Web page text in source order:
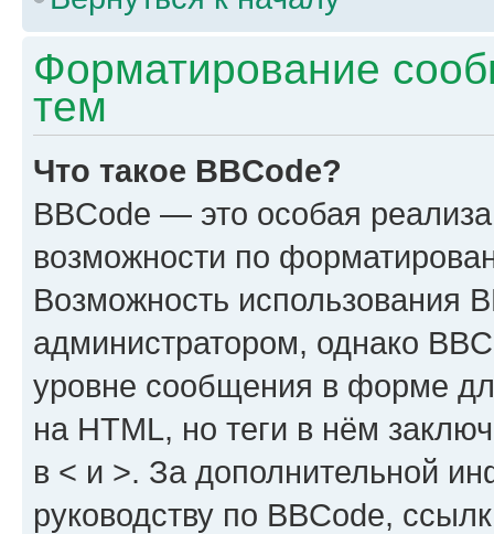
Форматирование
тем
Что такое BBCode?
BBCode — это особая
возможности по
Возможность использования
администратором, однако
уровне сообщения в форме
на HTML, но теги в нём
в < и >. За дополнительной
руководству по BBCode,